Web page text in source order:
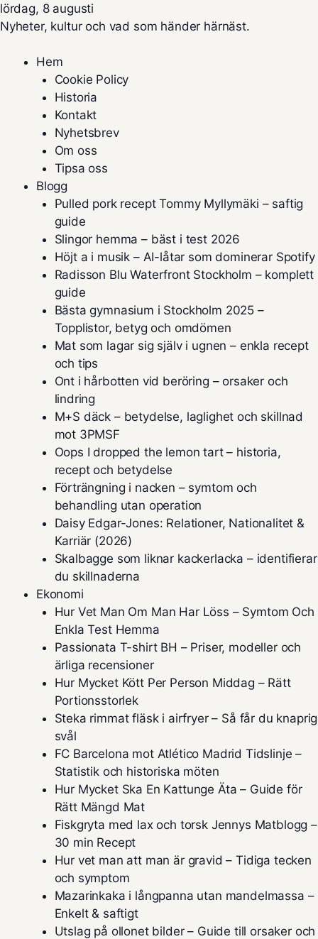
lördag, 8 augusti
Nyheter, kultur och vad som händer härnäst.
Hem
Cookie Policy
Historia
Kontakt
Nyhetsbrev
Om oss
Tipsa oss
Blogg
Pulled pork recept Tommy Myllymäki – saftig
guide
Slingor hemma – bäst i test 2026
Höjt a i musik – AI-låtar som dominerar Spotify
Radisson Blu Waterfront Stockholm – komplett
guide
Bästa gymnasium i Stockholm 2025 –
Topplistor, betyg och omdömen
Mat som lagar sig själv i ugnen – enkla recept
och tips
Ont i hårbotten vid beröring – orsaker och
lindring
M+S däck – betydelse, laglighet och skillnad
mot 3PMSF
Oops I dropped the lemon tart – historia,
recept och betydelse
Förträngning i nacken – symtom och
behandling utan operation
Daisy Edgar-Jones: Relationer, Nationalitet &
Karriär (2026)
Skalbagge som liknar kackerlacka – identifierar
du skillnaderna
Ekonomi
Hur Vet Man Om Man Har Löss – Symtom Och
Enkla Test Hemma
Passionata T-shirt BH – Priser, modeller och
ärliga recensioner
Hur Mycket Kött Per Person Middag – Rätt
Portionsstorlek
Steka rimmat fläsk i airfryer – Så får du knaprig
svål
FC Barcelona mot Atlético Madrid Tidslinje –
Statistik och historiska möten
Hur Mycket Ska En Kattunge Äta – Guide för
Rätt Mängd Mat
Fiskgryta med lax och torsk Jennys Matblogg –
30 min Recept
Hur vet man att man är gravid – Tidiga tecken
och symptom
Mazarinkaka i långpanna utan mandelmassa –
Enkelt & saftigt
Utslag på ollonet bilder – Guide till orsaker och